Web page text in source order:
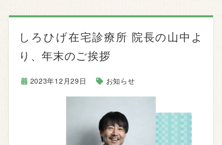
しろひげ在宅診療所 院長の山中よ
り、年末のご挨拶
2023年12月29日 お知らせ